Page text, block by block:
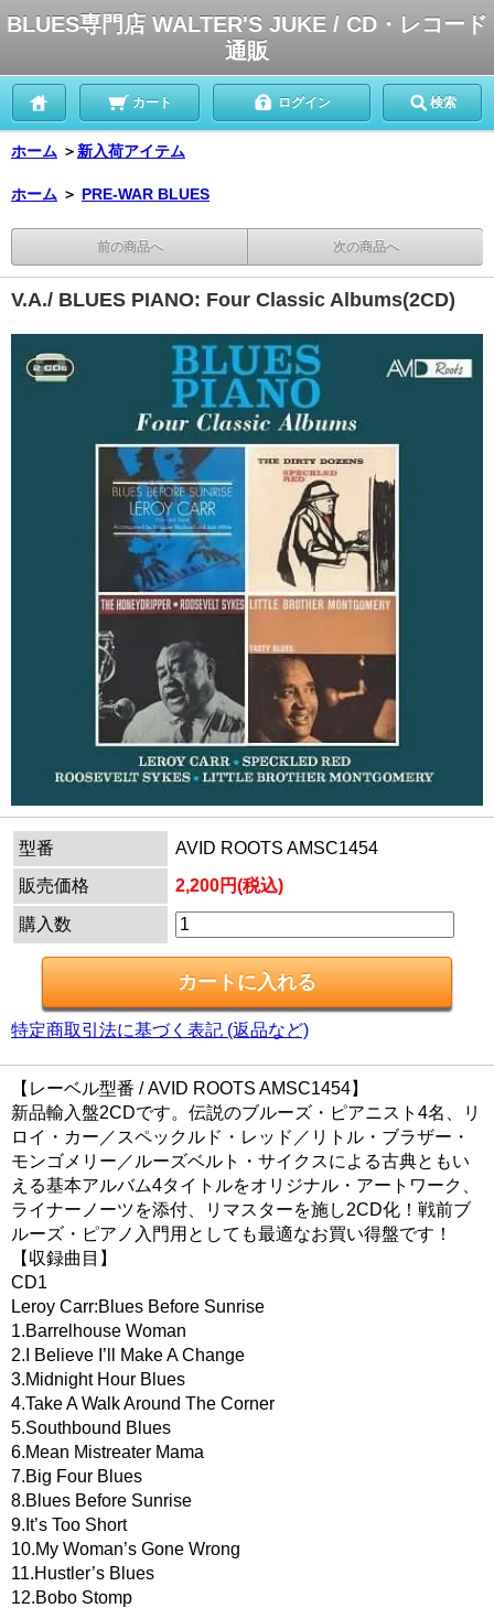
BLUES専門店 WALTER'S JUKE / CD・レコード
通販
カート ログイン 検索
ホーム ＞ 新入荷アイテム
ホーム ＞ PRE-WAR BLUES
前の商品へ 次の商品へ
V.A./ BLUES PIANO: Four Classic Albums(2CD)
型番
AVID ROOTS AMSC1454
販売価格
2,200円(税込)
購入数
特定商取引法に基づく表記 (返品など)
【レーベル型番 / AVID ROOTS AMSC1454】
新品輸入盤2CDです。伝説のブルーズ・ピアニスト4名、リ
ロイ・カー／スペックルド・レッド／リトル・ブラザー・
モンゴメリー／ルーズベルト・サイクスによる古典ともい
える基本アルバム4タイトルをオリジナル・アートワーク、
ライナーノーツを添付、リマスターを施し2CD化！戦前ブ
ルーズ・ピアノ入門用としても最適なお買い得盤です！
【収録曲目】
CD1
Leroy Carr:Blues Before Sunrise
1.Barrelhouse Woman
2.I Believe I’ll Make A Change
3.Midnight Hour Blues
4.Take A Walk Around The Corner
5.Southbound Blues
6.Mean Mistreater Mama
7.Big Four Blues
8.Blues Before Sunrise
9.It’s Too Short
10.My Woman’s Gone Wrong
11.Hustler’s Blues
12.Bobo Stomp